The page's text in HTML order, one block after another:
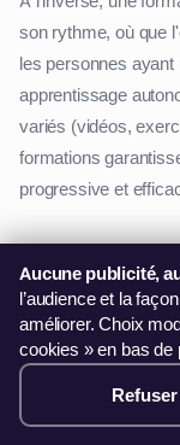
son rythme, où que
les personnes
apprentissage
variés (vidéos,
formations
progressive et
Investir dans une
une décision
renforcer son
gérer ses données,
automatiser
Aucune publicité,
l’audience et la
améliorer. Choix
cookies » en bas de
Refuser